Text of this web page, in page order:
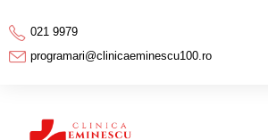
021 9979
programari@clinicaeminescu100.ro